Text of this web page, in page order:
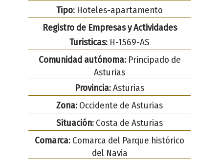
Tipo: Hoteles-apartamento
Registro de Empresas y Actividades
Turisticas: H-1569-AS
Comunidad autónoma:Principado de
Asturias
Provincia:Asturias
Zona: Occidente de Asturias
Situación: Costa de Asturias
Comarca: Comarca del Parque histórico
del Navia